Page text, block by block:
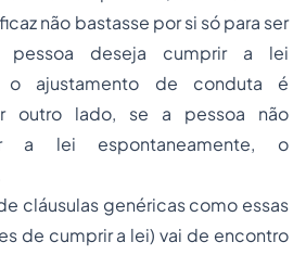
não bastasse por si só para ser
pessoa deseja cumprir a lei
o ajustamento de conduta é
outro lado, se a pessoa não
a lei espontaneamente, o
cláusulas genéricas como essas
de cumprir a lei) vai de encontro